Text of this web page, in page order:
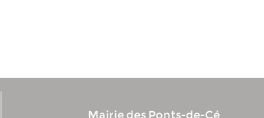
Mairie des Ponts-de-Cé